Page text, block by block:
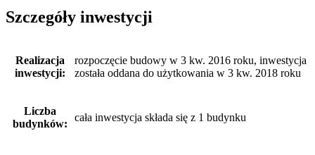
Szczegóły inwestycji
Realizacja
inwestycji:
rozpoczęcie budowy w 3 kw. 2016 roku, inwestycja
została oddana do użytkowania w 3 kw. 2018 roku
Liczba
budynków:
cała inwestycja składa się z 1 budynku